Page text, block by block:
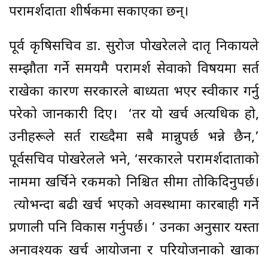
परामर्शदाता शीर्षकमा सकाएका छन्।
पूर्व कृषिसचिव डा. सुरोज पोखरेलले दातृ निकायले
सम्झौता गर्ने समयमै परामर्श सेवाको विषयमा सर्त
राखेका कारण सरकारले बाध्यता भएर स्वीकार गर्नु
परेको जानकारी दिए। ‘तर यो खर्च अत्यधिक हो,
उनीहरूले सर्त राख्दैमा सबै मान्नुपर्छ भन्ने छैन,’
पूर्वसचिव पोखरेलले भने, ‘सरकारले परामर्शदाताको
नाममा खर्चिने रकमको निश्चित सीमा तोकिदिनुपर्छ।
त्योभन्दा बढी खर्च भएको अवस्थामा कारबाही गर्ने
प्रणाली पनि विकास गर्नुपर्छ। ’ उनका अनुसार यस्ता
अनावश्यक खर्च आयोजना र परियोजनाको खाका